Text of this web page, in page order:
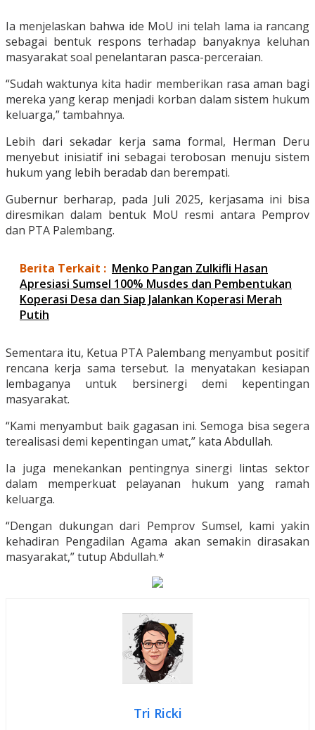
Ia menjelaskan bahwa ide MoU ini telah lama ia rancang
sebagai bentuk respons terhadap banyaknya keluhan
masyarakat soal penelantaran pasca-perceraian.
“Sudah waktunya kita hadir memberikan rasa aman bagi
mereka yang kerap menjadi korban dalam sistem hukum
keluarga,” tambahnya.
Lebih dari sekadar kerja sama formal, Herman Deru
menyebut inisiatif ini sebagai terobosan menuju sistem
hukum yang lebih beradab dan berempati.
Gubernur berharap, pada Juli 2025, kerjasama ini bisa
diresmikan dalam bentuk MoU resmi antara Pemprov
dan PTA Palembang.
Berita Terkait : Menko Pangan Zulkifli Hasan
Apresiasi Sumsel 100% Musdes dan Pembentukan
Koperasi Desa dan Siap Jalankan Koperasi Merah
Putih
Sementara itu, Ketua PTA Palembang menyambut positif
rencana kerja sama tersebut. Ia menyatakan kesiapan
lembaganya untuk bersinergi demi kepentingan
masyarakat.
“Kami menyambut baik gagasan ini. Semoga bisa segera
terealisasi demi kepentingan umat,” kata Abdullah.
Ia juga menekankan pentingnya sinergi lintas sektor
dalam memperkuat pelayanan hukum yang ramah
keluarga.
“Dengan dukungan dari Pemprov Sumsel, kami yakin
kehadiran Pengadilan Agama akan semakin dirasakan
masyarakat,” tutup Abdullah.*
Tri Ricki